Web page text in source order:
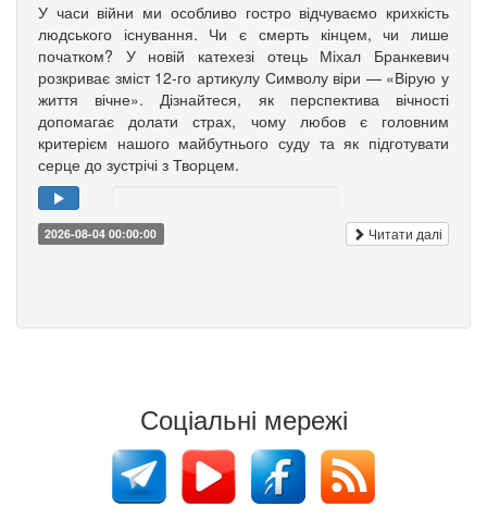
У часи війни ми особливо гостро відчуваємо крихкість
людського існування. Чи є смерть кінцем, чи лише
початком? У новій катехезі отець Міхал Бранкевич
розкриває зміст 12-го артикулу Символу віри — «Вірую у
життя вічне». Дізнайтеся, як перспектива вічності
допомагає долати страх, чому любов є головним
критерієм нашого майбутнього суду та як підготувати
серце до зустрічі з Творцем.
2026-08-04 00:00:00 Читати далі
Соціальні мережі